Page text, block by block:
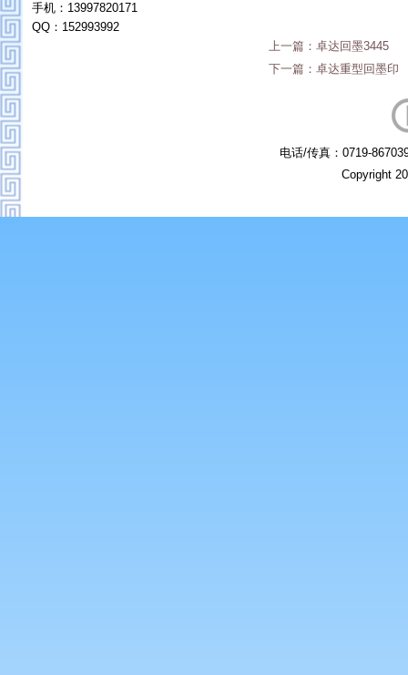
手机：13997820171
QQ：152993992
上一篇： 卓达回墨3445
下一篇： 卓达重型回墨印
电话/传真：0719-
Copyright